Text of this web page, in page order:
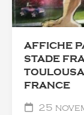
AFFICHE
STADE
FRANCE
25